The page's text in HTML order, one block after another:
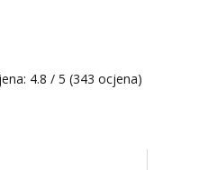
je slobodan
4.8 / 5 (343 ocjena)